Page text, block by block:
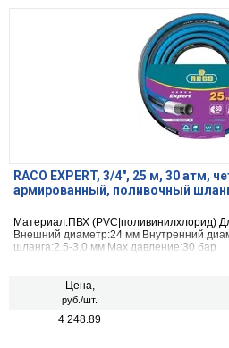
RACO EXPERT, 3/4″, 25 м, 30 атм,
армированный, поливочный
Материал:ПВХ (PVC|поливинилхлорид)
Внешний диаметр:24 мм Внутренний
шланга:2.5-3.0 мм Max давление:30 бар
Цена,
руб./шт.
4 248.89